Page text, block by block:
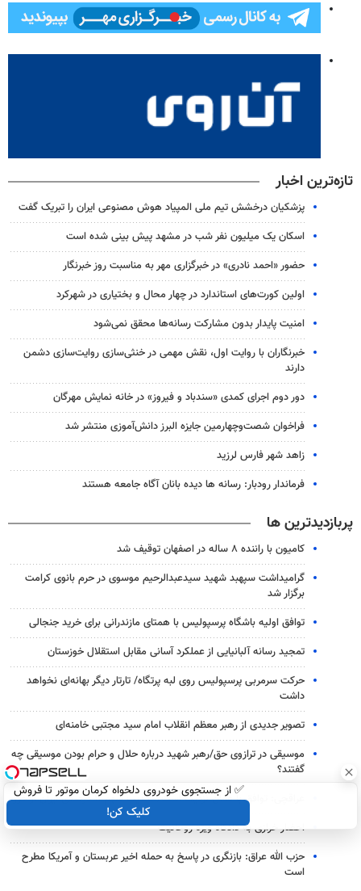
تازه‌ترین اخبار
پزشکیان درخشش تیم ملی المپیاد هوش مصنوعی ایران را تبریک گفت
اسکان یک میلیون نفر شب در مشهد پیش بینی شده است
حضور «احمد نادری» در خبرگزاری مهر به مناسبت روز خبرنگار
اولین کورت‌های استاندارد در چهار محال و بختیاری در شهرکرد
امنیت پایدار بدون مشارکت رسانه‌ها محقق نمی‌شود
خبرنگاران با روایت اول، نقش مهمی در خنثی‌سازی روایت‌سازی دشمن
دارند
دور دوم اجرای کمدی «سندباد و فیروز» در خانه نمایش مهرگان
فراخوان شصت‌وچهارمین جایزه البرز دانش‌آموزی منتشر شد
زاهد شهر فارس لرزید
فرماندار رودبار: رسانه ها دیده بانان آگاه جامعه هستند
پربازدیدترین ها
کامیون با راننده ۸ ساله در اصفهان توقیف شد
گرامیداشت سپهبد شهید سیدعبدالرحیم موسوی در حرم بانوی کرامت
برگزار شد
توافق اولیه باشگاه پرسپولیس با همتای مازندرانی برای خرید جنجالی
تمجید رسانه آلبانیایی از عملکرد آسانی مقابل استقلال خوزستان
حرکت سرمربی پرسپولیس روی لبه پرتگاه/ تارتار دیگر بهانه‌ای نخواهد
داشت
تصویر جدیدی از رهبر معظم انقلاب امام سید مجتبی خامنه‌ای
موسیقی در ترازوی حق/رهبر شهید درباره حلال و حرام بودن موسیقی چه
گفتند؟
عراقچی: توافق با عمان نزدیک است/ تکذیب سهم ۱۱ درصدی ایران از خزر
احضار خرازی به دادگاه ویژه روحانیت
حزب الله عراق: بازنگری در پاسخ به حمله اخیر عربستان و آمریکا مطرح
است
✅ از جستجوی خودروی دلخواه کرمان موتور تا فروش
ساده، بی واسطه و مستقیم
کلیک کن!